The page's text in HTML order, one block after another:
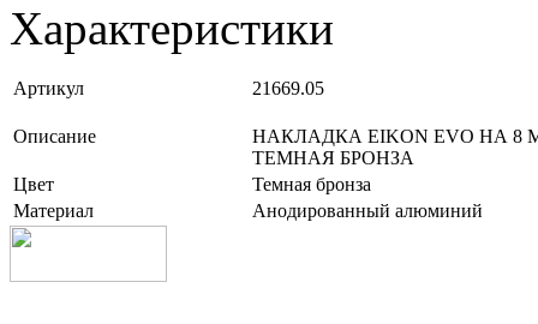
Характеристики
Артикул 21669.05
Описание
НАКЛАДКА EIKON EVO НА 8
ТЕМНАЯ БРОНЗА
Цвет
Темная бронза
Материал
Анодированный алюминий